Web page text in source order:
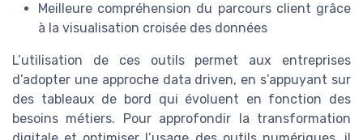
Meilleure compréhension du parcours client grâce
à la visualisation croisée des données
L’utilisation de ces outils permet aux entreprises
d’adopter une approche data driven, en s’appuyant sur
des tableaux de bord qui évoluent en fonction des
besoins métiers. Pour approfondir la transformation